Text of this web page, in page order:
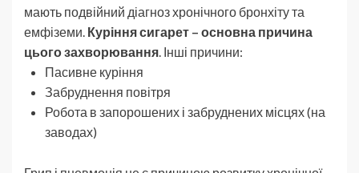
мають подвійний діагноз хронічного бронхіту та
емфіземи. Куріння сигарет – основна причина
цього захворювання. Інші причини:
Пасивне куріння
Забруднення повітря
Робота в запорошених і забруднених місцях (на
заводах)